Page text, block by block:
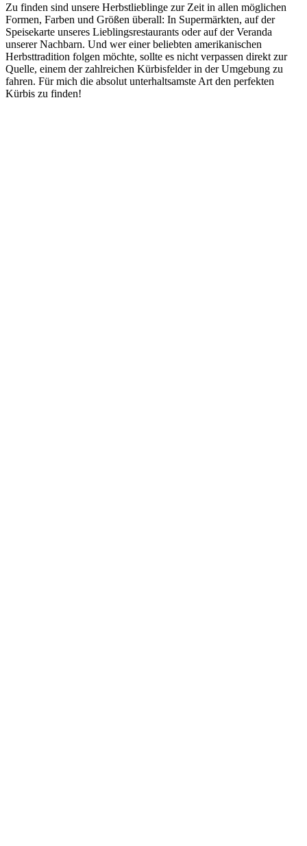
Zu finden sind unsere Herbstlieblinge zur Zeit in allen möglichen
Formen, Farben und Größen überall: In Supermärkten, auf der
Speisekarte unseres Lieblingsrestaurants oder auf der Veranda
unserer Nachbarn. Und wer einer beliebten amerikanischen
Herbsttradition folgen möchte, sollte es nicht verpassen direkt zur
Quelle, einem der zahlreichen Kürbisfelder in der Umgebung zu
fahren. Für mich die absolut unterhaltsamste Art den perfekten
Kürbis zu finden!